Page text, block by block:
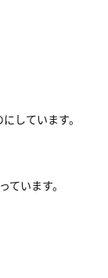
しています。
います。